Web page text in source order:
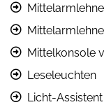
Mittelkonsole
Leseleuchten
Licht-Assistent